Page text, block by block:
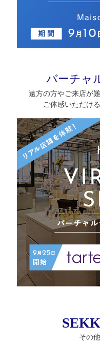
バーチャ
遠方の方やご来店が
ご体感いただけ
その